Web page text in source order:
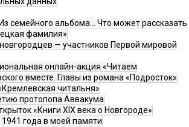
семейного альбома... Что может рассказать
фамилия»
— участников Первой мировой
онлайн-акция «Читаем
вместе. Главы из романа «Подросток»
читальня»
протопопа Аввакума
«Книги XIX века о Новгороде»
года в моей памяти